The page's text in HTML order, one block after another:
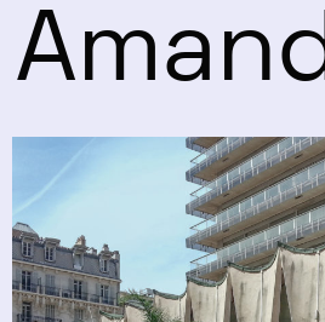
Amand